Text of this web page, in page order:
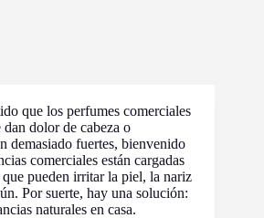
que los perfumes comerciales
dan dolor de cabeza o
demasiado fuertes, bienvenido
comerciales están cargadas
pueden irritar la piel, la nariz
Por suerte, hay una solución:
naturales en casa.